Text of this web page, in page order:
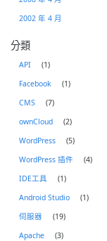
2002 年 4 月
分類
API
(1)
Facebook
(1)
CMS
(7)
ownCloud
(2)
WordPress
(5)
WordPress 插件
(4)
IDE工具
(1)
Android Studio
(1)
伺服器
(19)
Apache
(3)